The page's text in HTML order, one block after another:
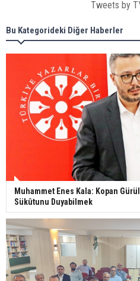
Tweets by
Bu Kategorideki Diğer Haberler
Muhammet Enes Kala: Kopan
Sükûtunu Duyabilmek